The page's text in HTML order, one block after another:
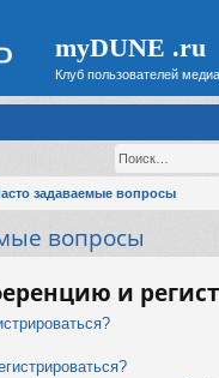
myDUNE .ru
Клуб пользователей
задаваемые вопросы
вопросы
и